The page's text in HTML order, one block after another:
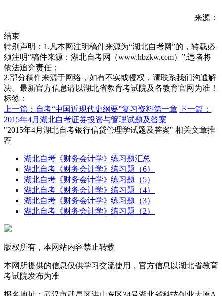
来源：
结束
特别声明：1.凡本网注明稿件来源为“湖北自考网”的，转载必
须注明“稿件来源：湖北自考网（www.hbzkw.com）”,违者将
依法追究责任；
2.部分稿件来源于网络，如有不实或侵权，请联系我们沟通解
决。最新官方信息请以湖北省教育考试院及各教育官网为准！
标签：
上一篇：自考“中国近现代史纲要”复习资料第一章 下一篇：
2015年4月湖北自考证券投资与管理试题及答案
"2015年4月湖北自考银行信贷管理学试题及答案" 相关文章推
荐
湖北自考《财务会计学》练习题汇总
湖北自考《财务会计学》练习题（6）
湖北自考《财务会计学》练习题（5）
湖北自考《财务会计学》练习题（4）
湖北自考《财务会计学》练习题（3）
湖北自考《财务会计学》练习题（2）
版权所有，本网站内容禁止转载
本网所提供的信息仅供学习交流使用，官方信息以湖北省教育
考试院发布为准
报名地址：武汉市武昌区洪山东区34号湖北省科技创业大厦A